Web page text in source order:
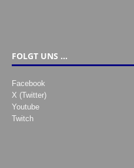
FOLGT UNS …
Facebook
X (Twitter)
Youtube
Twitch